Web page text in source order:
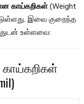
காய்கறிகள்(Weight
இவை குறைந்த
உள்ளவை: